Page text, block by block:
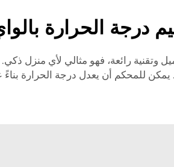
الحرارة
رائعة، فهو مثالي لأي منزل
للمحكم أن يعدل درجة الحرارة بناءً